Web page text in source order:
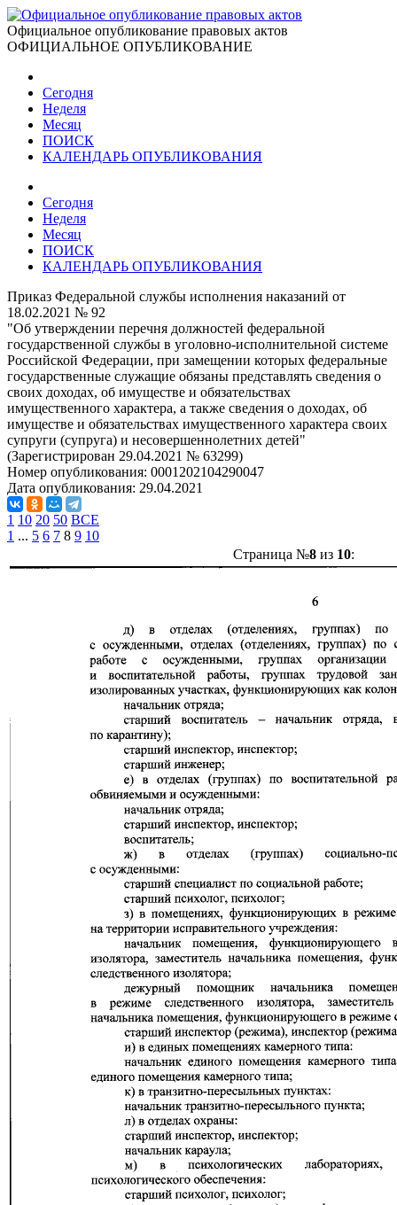
Официальное опубликование правовых актов
ОФИЦИАЛЬНОЕ ОПУБЛИКОВАНИЕ
Сегодня
Неделя
Месяц
ПОИСК
КАЛЕНДАРЬ ОПУБЛИКОВАНИЯ
Сегодня
Неделя
Месяц
ПОИСК
КАЛЕНДАРЬ ОПУБЛИКОВАНИЯ
Приказ Федеральной службы исполнения наказаний от
18.02.2021 № 92
"Об утверждении перечня должностей федеральной
государственной службы в уголовно-исполнительной системе
Российской Федерации, при замещении которых федеральные
государственные служащие обязаны представлять сведения о
своих доходах, об имуществе и обязательствах
имущественного характера, а также сведения о доходах, об
имуществе и обязательствах имущественного характера своих
супруги (супруга) и несовершеннолетних детей"
(Зарегистрирован 29.04.2021 № 63299)
Номер опубликования: 0001202104290047
Дата опубликования: 29.04.2021
1 10 20 50 ВСЕ
1 ... 5 6 7 8 9 10
Страница №8из 10: